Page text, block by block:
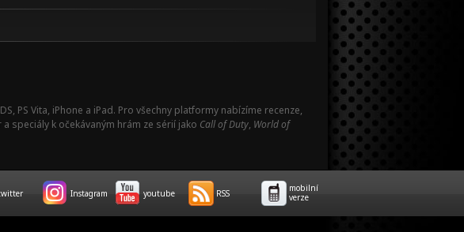
PS Vita, iPhone a iPad. Pro všechny platformy nabízíme recenze,
speciály k očekávaným hrám ze sérií jako Call of Duty, World of
Instagram youtube RSS
mobilní
verze